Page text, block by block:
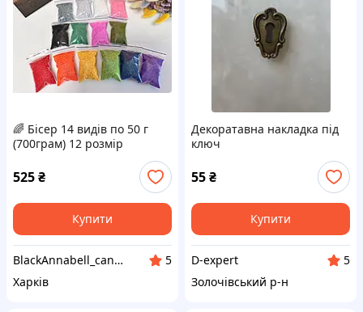
🌈 Бісер 14 видів по 50 г
(700грам) 12 розмір
525₴
Купити
BlackAnnabell_candles
5
Харків
Декоратавна накладка під
ключ
55₴
Купити
D-expert
5
Золочівський р-н